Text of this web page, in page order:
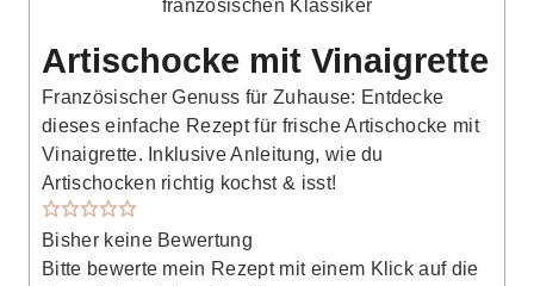
Artischocke mit Vinaigrette
Französischer Genuss für Zuhause: Entdecke
dieses einfache Rezept für frische Artischocke mit
Vinaigrette. Inklusive Anleitung, wie du
Artischocken richtig kochst & isst!
Bisher keine Bewertung
Bitte bewerte mein Rezept mit einem Klick auf die